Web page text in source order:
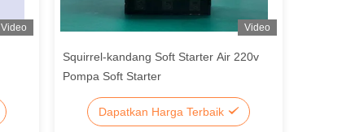
Video Video
Squirrel-kandang Soft Starter Air 220v
Pompa Soft Starter
Dapatkan Harga Terbaik